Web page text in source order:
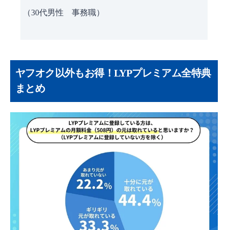
（30代男性 事務職）
ヤフオク以外もお得！LYPプレミアム全特典
まとめ